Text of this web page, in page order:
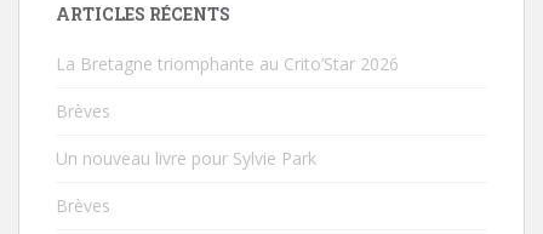
ARTICLES RÉCENTS
La Bretagne triomphante au Crito’Star 2026
Brèves
Un nouveau livre pour Sylvie Park
Brèves